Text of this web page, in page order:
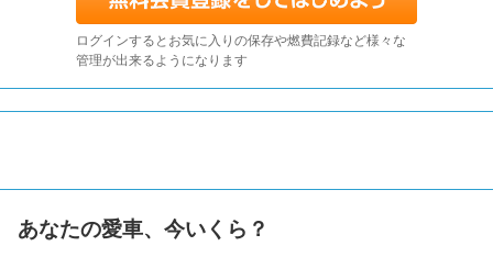
ログインするとお気に入りの保存や燃費記録など様々な
管理が出来るようになります
あなたの愛車、今いくら？